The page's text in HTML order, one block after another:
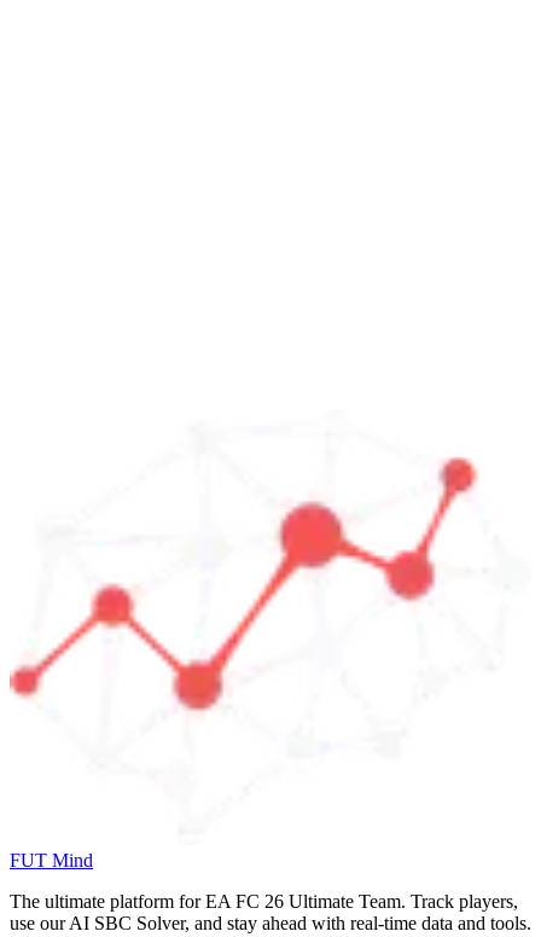
FUT Mind
The ultimate platform for EA FC 26 Ultimate Team. Track players,
use our AI SBC Solver, and stay ahead with real-time data and tools.